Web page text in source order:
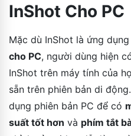
InShot Cho PC
Mặc dù InShot là ứng
cho PC, người dùng hiện
InShot trên máy tính của
sẵn trên phiên bản di
dụng phiên bản PC để có
suất tốt hơn và phím tắt